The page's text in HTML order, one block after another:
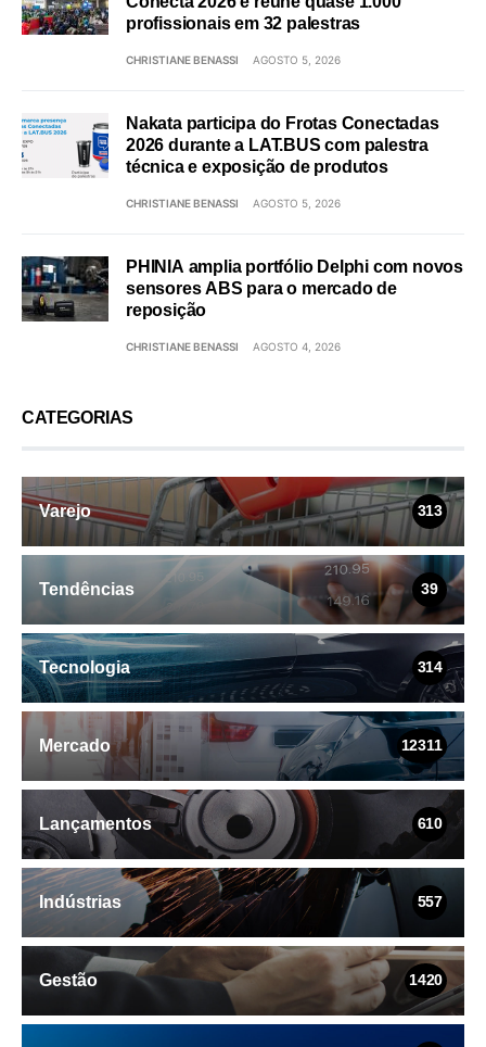
profissionais em 32 palestras
CHRISTIANE BENASSI AGOSTO 5, 2026
Nakata participa do Frotas Conectadas
2026 durante a LAT.BUS com palestra
técnica e exposição de produtos
CHRISTIANE BENASSI AGOSTO 5, 2026
PHINIA amplia portfólio Delphi com novos
sensores ABS para o mercado de
reposição
CHRISTIANE BENASSI AGOSTO 4, 2026
CATEGORIAS
Varejo 313
Tendências 39
Tecnologia 314
Mercado 12311
Lançamentos 610
Indústrias 557
Gestão 1420